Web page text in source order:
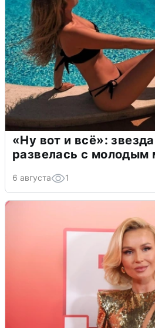
«Ну вот и всё»:
развелась с
6 августа 1